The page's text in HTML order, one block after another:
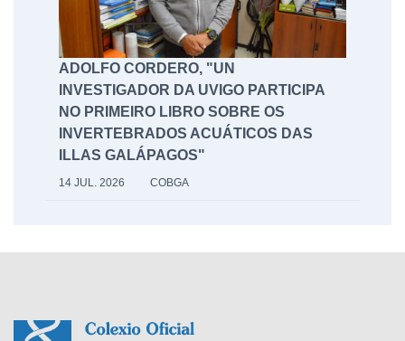
ADOLFO CORDERO, "UN
INVESTIGADOR DA UVIGO PARTICIPA
NO PRIMEIRO LIBRO SOBRE OS
INVERTEBRADOS ACUÁTICOS DAS
ILLAS GALÁPAGOS"
14 JUL. 2026 COBGA